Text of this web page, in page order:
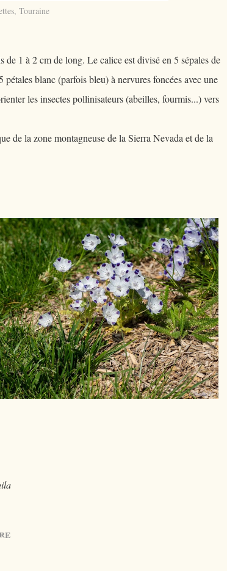
Touraine
1 à 2 cm de long. Le calice est divisé en 5 sépales de
blanc (parfois bleu) à nervures foncées avec une
les insectes pollinisateurs (abeilles, fourmis...) vers
de la zone montagneuse de la Sierra Nevada et de la